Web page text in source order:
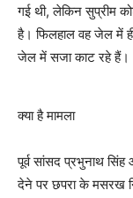
गई थी, लेकिन सुप्रीम
है। फिलहाल वह जेल में
जेल में सजा काट रहे हैं।
क्या है मामला
पूर्व सांसद प्रभुनाथ
देने पर छपरा के मसरख